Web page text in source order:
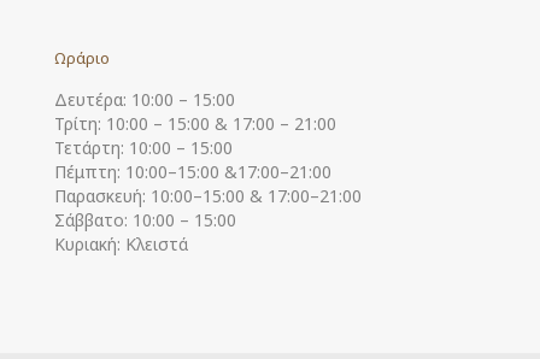
Ωράριο
Δευτέρα: 10:00 – 15:00
Τρίτη: 10:00 – 15:00 & 17:00 – 21:00
Τετάρτη: 10:00 – 15:00
Πέμπτη: 10:00–15:00 &17:00–21:00
Παρασκευή: 10:00–15:00 & 17:00–21:00
Σάββατο: 10:00 – 15:00
Κυριακή: Κλειστά